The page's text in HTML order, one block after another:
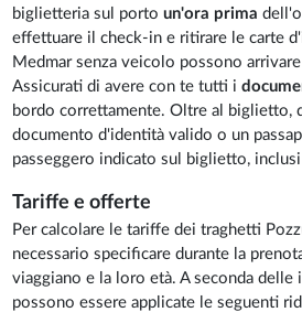
biglietteria sul portoun'ora prima
effettuare il check-in e ritirare le carte
Medmar senza veicolo possono
Assicurati di avere con te tutti i
bordo correttamente. Oltre al biglietto,
documento d'identità valido o un
passeggero indicato sul biglietto,
Tariffe e offerte
Per calcolare le tariffe dei traghetti
necessario specificare durante la
viaggiano e la loro età. A seconda
possono essere applicate le seguenti